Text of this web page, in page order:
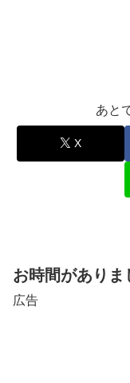
あと
X
お時間があり
広告